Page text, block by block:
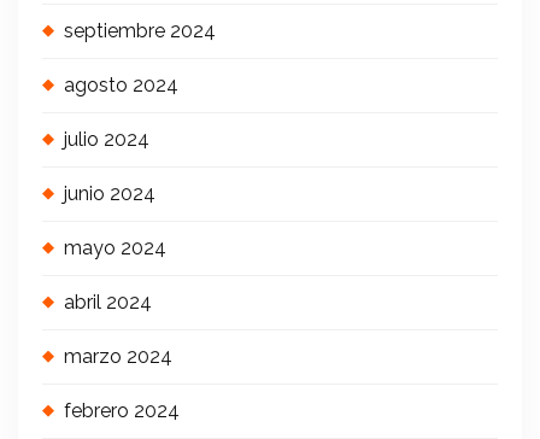
septiembre 2024
agosto 2024
julio 2024
junio 2024
mayo 2024
abril 2024
marzo 2024
febrero 2024